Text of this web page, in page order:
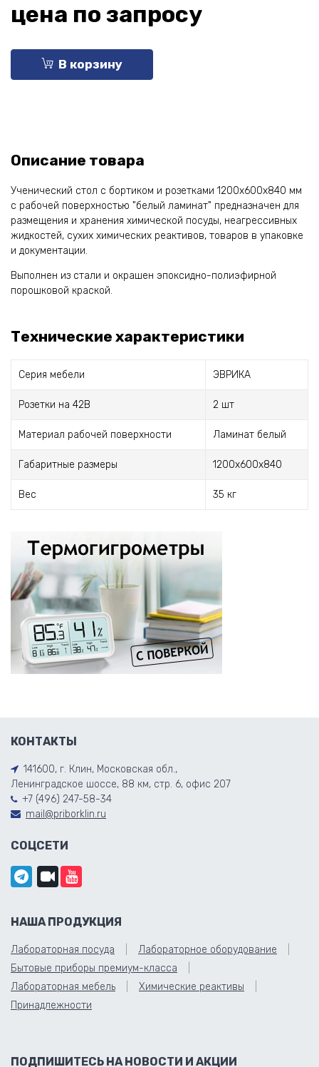
цена по запросу
В корзину
Описание товара
Ученический стол с бортиком и розетками 1200х600х840 мм
с рабочей поверхностью "белый ламинат" предназначен для
размещения и хранения химической посуды, неагрессивных
жидкостей, сухих химических реактивов, товаров в упаковке
и документации.
Выполнен из стали и окрашен эпоксидно-полиэфирной
порошковой краской.
Технические характеристики
Серия мебели ЭВРИКА
Розетки на 42В 2 шт
Материал рабочей поверхности Ламинат белый
Габаритные размеры 1200х600х840
Вес 35 кг
КОНТАКТЫ
141600, г. Клин, Московская обл.,
Ленинградское шоссе, 88 км, стр. 6, офис 207
+7 (496) 247-58-34
mail@priborklin.ru
СОЦСЕТИ
НАША ПРОДУКЦИЯ
Лабораторная посуда
Лабораторное оборудование
Бытовые приборы премиум-класса
Лабораторная мебель
Химические реактивы
Принадлежности
ПОДПИШИТЕСЬ НА НОВОСТИ И АКЦИИ